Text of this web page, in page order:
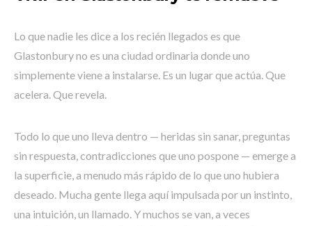
Lo que nadie les dice a los recién llegados es que
Glastonbury no es una ciudad ordinaria donde uno
simplemente viene a instalarse. Es un lugar que actúa. Que
acelera. Que revela.
Todo lo que uno lleva dentro — heridas sin sanar, preguntas
sin respuesta, contradicciones que uno pospone — emerge a
la superficie, a menudo más rápido de lo que uno hubiera
deseado. Mucha gente llega aquí impulsada por un instinto,
una intuición, un llamado. Y muchos se van, a veces